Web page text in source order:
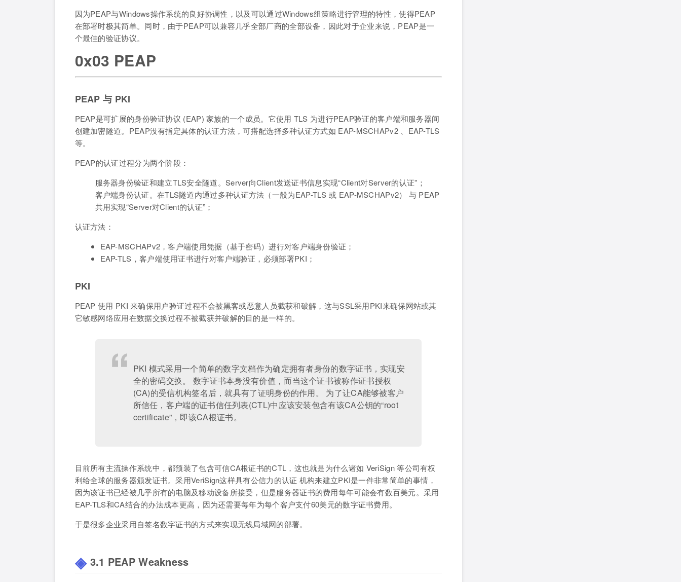
因为PEAP与Windows操作系统的良好协调性，以及可以通过Windows组策略进行管理的特性，使得PEAP
在部署时极其简单。同时，由于PEAP可以兼容几乎全部厂商的全部设备，因此对于企业来说，PEAP是一
个最佳的验证协议。
0x03 PEAP
PEAP 与 PKI
PEAP是可扩展的身份验证协议 (EAP) 家族的一个成员。它使用 TLS 为进行PEAP验证的客户端和服务器间
创建加密隧道。PEAP没有指定具体的认证方法，可搭配选择多种认证方式如 EAP-MSCHAPv2 、EAP-TLS
等。
PEAP的认证过程分为两个阶段：
服务器身份验证和建立TLS安全隧道。Server向Client发送证书信息实现“Client对Server的认证”；
客户端身份认证。在TLS隧道内通过多种认证方法（一般为EAP-TLS 或 EAP-MSCHAPv2） 与 PEAP
共用实现“Server对Client的认证”；
认证方法：
EAP-MSCHAPv2，客户端使用凭据（基于密码）进行对客户端身份验证；
EAP-TLS，客户端使用证书进行对客户端验证，必须部署PKI；
PKI
PEAP 使用 PKI 来确保用户验证过程不会被黑客或恶意人员截获和破解，这与SSL采用PKI来确保网站或其
它敏感网络应用在数据交换过程不被截获并破解的目的是一样的。
PKI 模式采用一个简单的数字文档作为确定拥有者身份的数字证书，实现安
全的密码交换。 数字证书本身没有价值，而当这个证书被称作证书授权
(CA)的受信机构签名后，就具有了证明身份的作用。 为了让CA能够被客户
所信任，客户端的证书信任列表(CTL)中应该安装包含有该CA公钥的“root
certificate”，即该CA根证书。
目前所有主流操作系统中，都预装了包含可信CA根证书的CTL，这也就是为什么诸如 VeriSign 等公司有权
利给全球的服务器颁发证书。采用VeriSign这样具有公信力的认证 机构来建立PKI是一件非常简单的事情，
因为该证书已经被几乎所有的电脑及移动设备所接受，但是服务器证书的费用每年可能会有数百美元。采用
EAP-TLS和CA结合的办法成本更高，因为还需要每年为每个客户支付60美元的数字证书费用。
于是很多企业采用自签名数字证书的方式来实现无线局域网的部署。
3.1 PEAP Weakness